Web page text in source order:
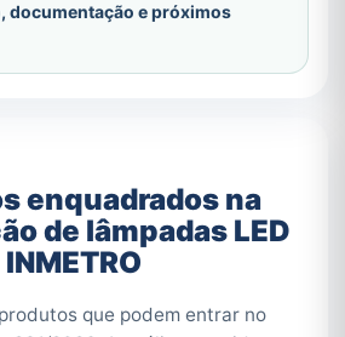
documentação e próximos
enquadrados na
de lâmpadas LED
INMETRO
que podem entrar no